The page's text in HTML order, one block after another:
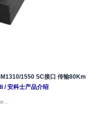
1550 SC接口 传输80Km
/安科士产品介绍